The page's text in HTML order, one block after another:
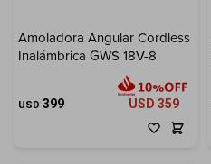
Amoladora Angular Cordless
Inalámbrica GWS 18V-8
USD 399 USD 359